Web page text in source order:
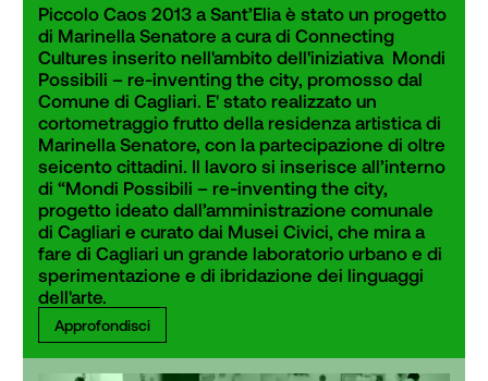
Piccolo Caos 2013 a Sant’Elia è stato un progetto
di Marinella Senatore a cura di Connecting
Cultures inserito nell'ambito dell'iniziativa  Mondi
Possibili – re-inventing the city, promosso dal
Comune di Cagliari. E' stato realizzato un
cortometraggio frutto della residenza artistica di
Marinella Senatore, con la partecipazione di oltre
seicento cittadini. Il lavoro si inserisce all’interno
di “Mondi Possibili – re-inventing the city,
progetto ideato dall’amministrazione comunale
di Cagliari e curato dai Musei Civici, che mira a
fare di Cagliari un grande laboratorio urbano e di
sperimentazione e di ibridazione dei linguaggi
dell'arte.
Approfondisci